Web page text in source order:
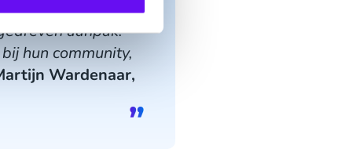
aanpak.
hun community,
Wardenaar,